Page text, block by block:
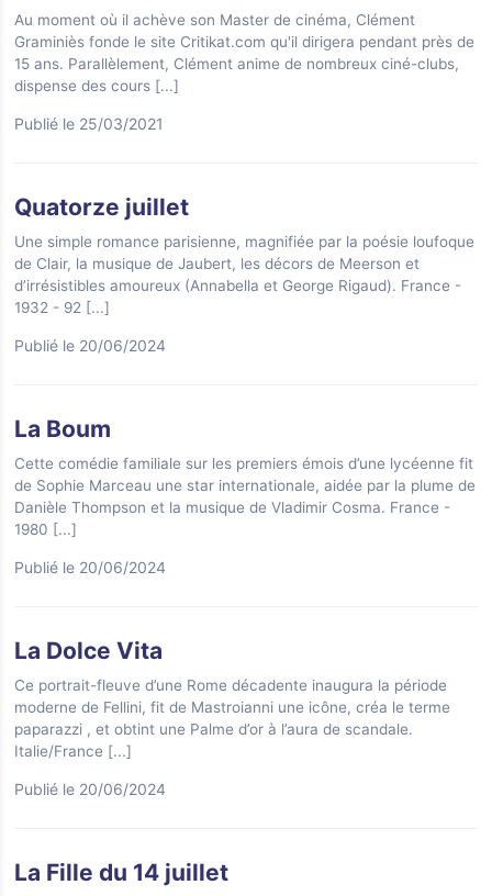
Au moment où il achève son Master de cinéma, Clément
Graminiès fonde le site Critikat.com qu'il dirigera pendant près de
15 ans. Parallèlement, Clément anime de nombreux ciné-clubs,
dispense des cours [...]
Publié le 25/03/2021
Quatorze juillet
Une simple romance parisienne, magnifiée par la poésie loufoque
de Clair, la musique de Jaubert, les décors de Meerson et
d’irrésistibles amoureux (Annabella et George Rigaud). France -
1932 - 92 [...]
Publié le 20/06/2024
La Boum
Cette comédie familiale sur les premiers émois d’une lycéenne fit
de Sophie Marceau une star internationale, aidée par la plume de
Danièle Thompson et la musique de Vladimir Cosma. France -
1980 [...]
Publié le 20/06/2024
La Dolce Vita
Ce portrait-fleuve d’une Rome décadente inaugura la période
moderne de Fellini, fit de Mastroianni une icône, créa le terme
paparazzi , et obtint une Palme d’or à l’aura de scandale.
Italie/France [...]
Publié le 20/06/2024
La Fille du 14 juillet